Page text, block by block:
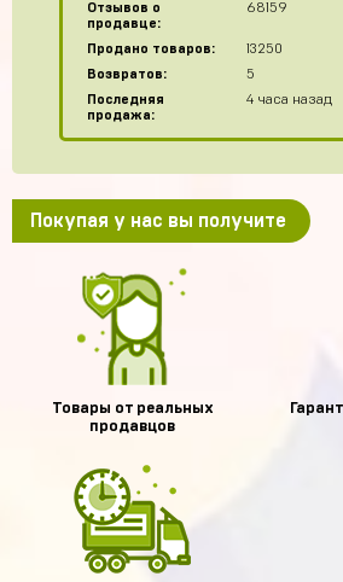
Отзывов о
продавце:
68159
Продано товаров:
13250
Возвратов:
5
Последняя
продажа:
4 часа назад
Покупая у нас вы получите
Товары от реальных
продавцов